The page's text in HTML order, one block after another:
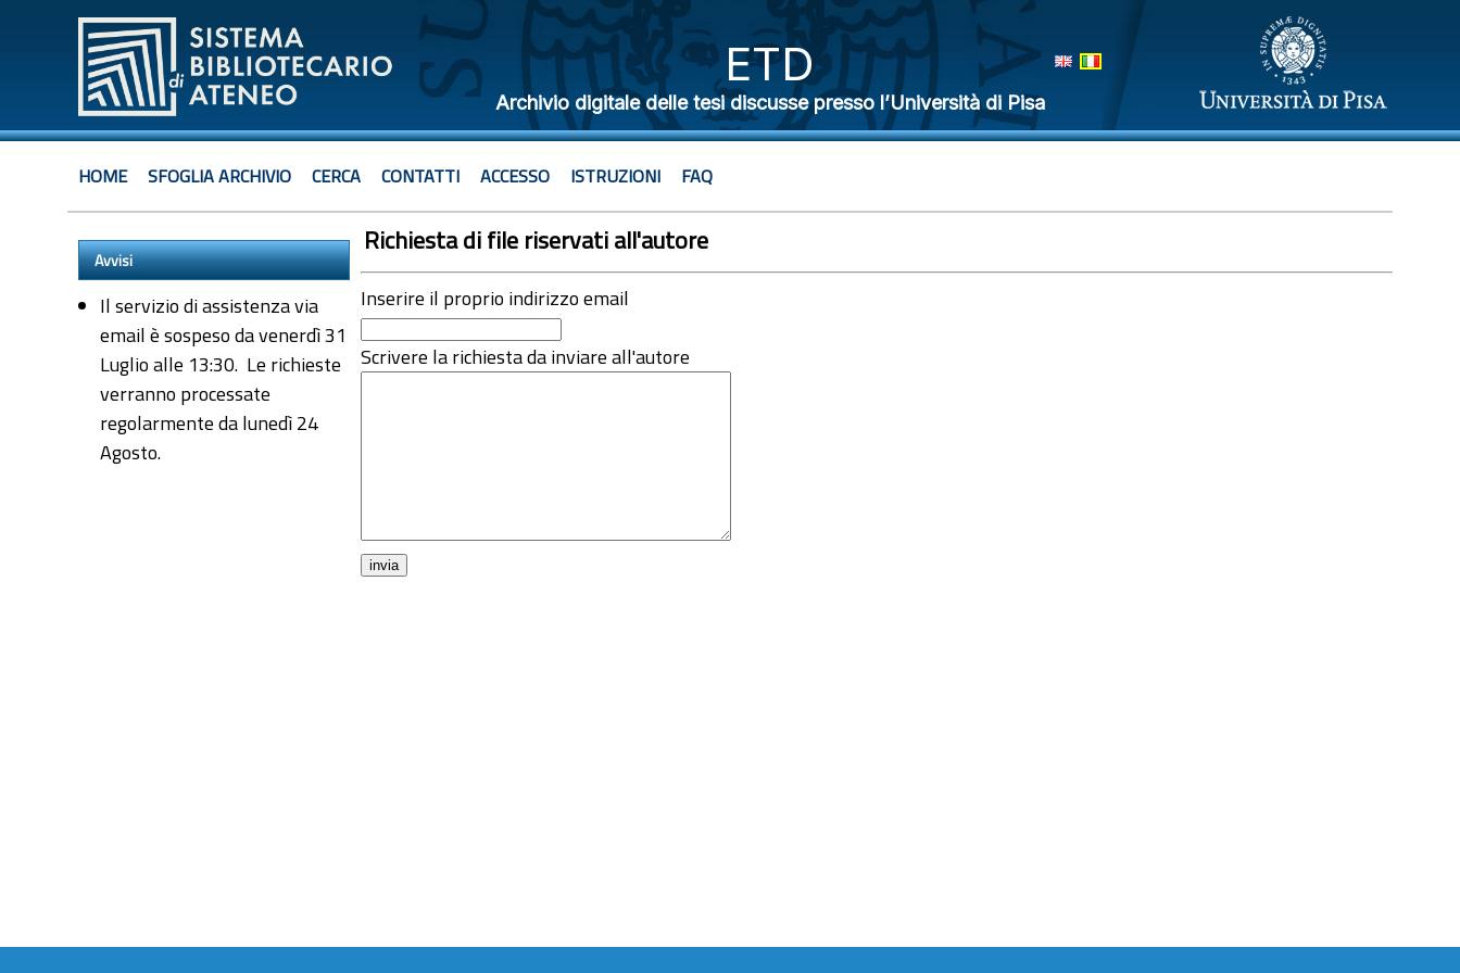
ETD
Archivio digitale delle tesi discusse presso l’Università di Pisa
HOME SFOGLIA ARCHIVIO CERCA CONTATTI ACCESSO ISTRUZIONI FAQ
Avvisi
Il servizio di assistenza via
email è sospeso da venerdì 31
Luglio alle 13:30. Le richieste
verranno processate
regolarmente da lunedì 24
Agosto.
Richiesta di file riservati all'autore
Inserire il proprio indirizzo email
Scrivere la richiesta da inviare all'autore